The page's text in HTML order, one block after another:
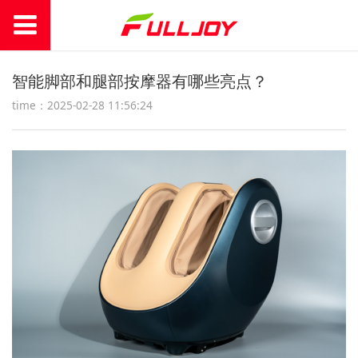
智能脚部和腿部按摩器有哪些亮点？
time：2025-02-28 11:56:24